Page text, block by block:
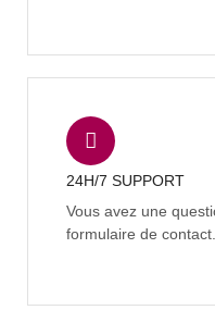
24H/7 SUPPORT
Vous avez une
formulaire de contact.